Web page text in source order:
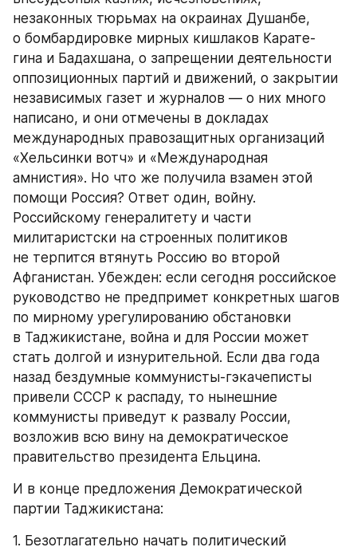
незаконных тюрьмах на окраинах Душанбе,
о бомбардировке мирных кишлаков Карате-
гина и Бадахшана, о запрещении деятельности
оппозиционных партий и движений, о закрытии
независимых газет и журналов — о них много
написано, и они отмечены в докладах
международных правозащитных организаций
«Хельсинки вотч» и «Международная
амнистия». Но что же получила взамен этой
помощи Россия? Ответ один, войну.
Российскому генералитету и части
милитаристски на строенных политиков
не терпится втянуть Россию во второй
Афганистан. Убежден: если сегодня российское
руководство не предпримет конкретных шагов
по мирному урегулированию обстановки
в Таджикистане, война и для России может
стать долгой и изнурительной. Если два года
назад бездумные коммунисты-гэкачеписты
привели СССР к распаду, то нынешние
коммунисты приведут к развалу России,
возложив всю вину на демократическое
правительство президента Ельцина.
И в конце предложения Демократической
партии Таджикистана:
1. Безотлагательно начать политический